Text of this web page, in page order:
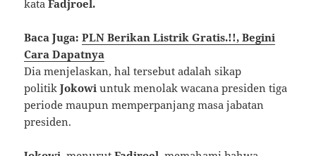
kataFadjroel.
Baca Juga:PLN Berikan Listrik Gratis.!!, Begini
Cara Dapatnya
Dia menjelaskan, hal tersebut adalah sikap
politikJokowi untuk menolak wacana presiden tiga
periode maupun memperpanjang masa jabatan
presiden.